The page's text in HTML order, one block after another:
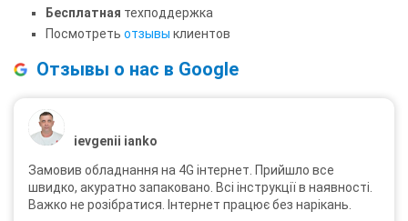
Бесплатная техподдержка
Посмотреть отзывы клиентов
Отзывы о нас в Google
ievgenii ianko
Замовив обладнання на 4G інтернет. Прийшло все
швидко, акуратно запаковано. Всі інструкції в наявності.
Важко не розібратися. Інтернет працює без нарікань.